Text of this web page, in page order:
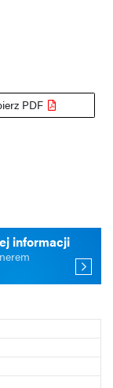
PDF
informacji